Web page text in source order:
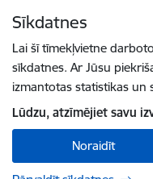
Sīkdatnes
Lai šī tīmekļvietne
sīkdatnes. Ar Jūsu
izmantotas statistikas un
Lūdzu, atzīmējiet savu
Noraidīt